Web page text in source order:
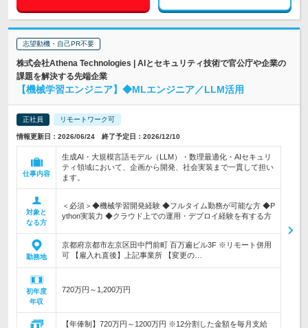
志望動機・自己PR不要
株式会社Athena Technologies | AIとセキュリティ技術で官公庁や企業の
課題を解決する先端企業
【機械学習エンジニア】◆MLエンジニア／LLM活用
正社員 リモートワーク可
情報更新日：2026/06/24 終了予定日：2026/12/10
仕事内容
生成AI・大規模言語モデル（LLM）・数理最適化・AIセキュリ
ティ領域において、企画から開発、社会実装まで一貫して担い
ます。
対象と
なる方
＜必須＞◆機械学習開発経験 ◆フルタイム勤務が可能な方 ◆P
ython実装力 ◆クラウド上での運用・デプロイ経験を有する方
勤務地
京都府京都市左京区田中門前町 百万遍ビル3F ※リモート併用
可 【雇入れ直後】上記事業所 【変更の…
初年度
年収
720万円～1,200万円
【年俸制】720万円～1200万円 ※12分割した金額を毎月支給